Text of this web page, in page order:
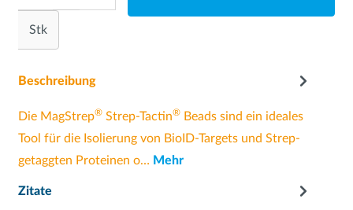
Stk
Beschreibung
Die MagStrep®Strep-Tactin®Beads sind ein ideales
Tool für die Isolierung von BioID-Targets und Strep-
getaggten Proteinen o… Mehr
Zitate